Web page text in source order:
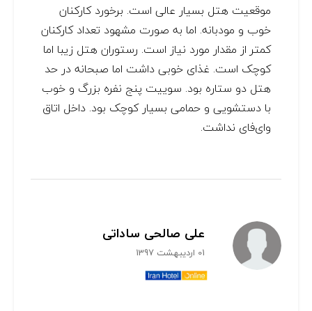
موقعیت هتل بسیار عالی است. برخورد کارکنان
خوب و مودبانه. اما به صورت مشهود تعداد کارکنان
کمتر از مقدار مورد نیاز است. رستوران هتل زیبا اما
کوچک است. غذای خوبی داشت اما صبحانه در حد
هتل دو ستاره بود. سوییت پنج نفره بزرگ و خوب
با دستشویی و حمامی بسیار کوچک بود. داخل اتاق
وای‌فای نداشت.
علی صالحی ساداتی
01 اردیبهشت 1397